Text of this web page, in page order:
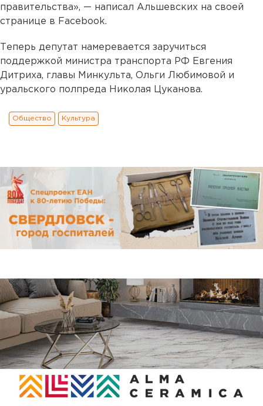
правительства», — написал Альшевских на своей
странице в Facebook.
Теперь депутат намеревается заручиться
поддержкой министра транспорта РФ Евгения
Дитриха, главы Минкульта, Ольги Любимовой и
уральского полпреда Николая Цуканова.
Общество Культура